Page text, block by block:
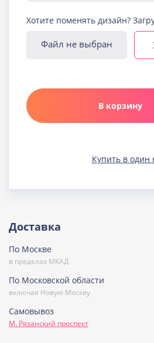
Диабетическая-
безглютеновая
Узнать подробнее о начинке
Йогуртовая с
Узнать подробнее о начинке
Карамельная
Узнать подробнее о начинке
(постная)
Сметанная
Узнать подробнее о начинке
Хотите поменять дизайн?
Файл не выбран
В корзину
Купить в один
Доставка
По Москве
в пределах МКАД
По Московской области
включая Новую Москву
Самовывоз
М. Рязанский проспект